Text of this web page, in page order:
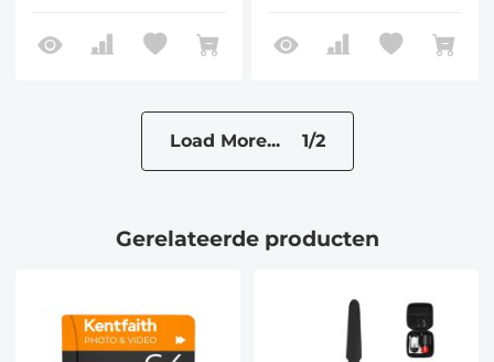
Onderzoek
Load More... 1/2
Gerelateerde producten